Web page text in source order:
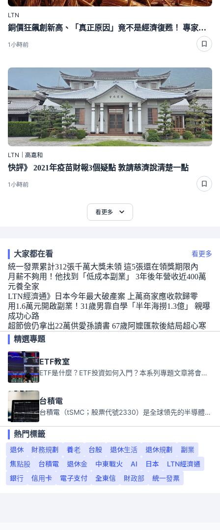
LTN
銅價狂飆創新高、「真正原因」竟不是經濟復甦！ 專家全說了
1小時前
LTN｜高嘉和
快評》 2021年疫苗財報3個疑點 敦請慈濟說清楚一點
1小時前
看更多
大家都在看 看更多
統一發票累計312張千萬大獎未領 這5張還在領獎期限內
月薪不夠用！他找到「低成本副業」 3年後年營收近400萬
元養全家
LTN經濟通》日本今年最大破產案 上萬商家應收款歸零
用1.6萬元開啟副業！31歲男靠自學「半年海撈1.3億」 親曝
成功心路
超節儉仍拿出22萬供愛孫讀書 67歲阿嬤匯款後結局超心寒
精選專題
ETF教室
ETF是什麼？ETF投資如何入門？本系列專題文章將會告訴你新手必須知道的ETF基礎知識。
台積電
台積電（tSMC；股票代號2330）是全球領先的半導體代工公司，成立於1987年，總部位於台灣新竹。且已於美國、日本、德國及中國設廠，台積電是全球首家專業積體電路製造服務公司，也是全球最先進和最大規模的半導體代工廠。
熱門標籤
退休
財務規劃 養老 台股 退休生活 退休規劃
副業
焦點股
台積電 退休金 中東戰火 AI 日本
LTN經濟通
銀行
信用卡 電子支付 全東信 財政部 統一發票